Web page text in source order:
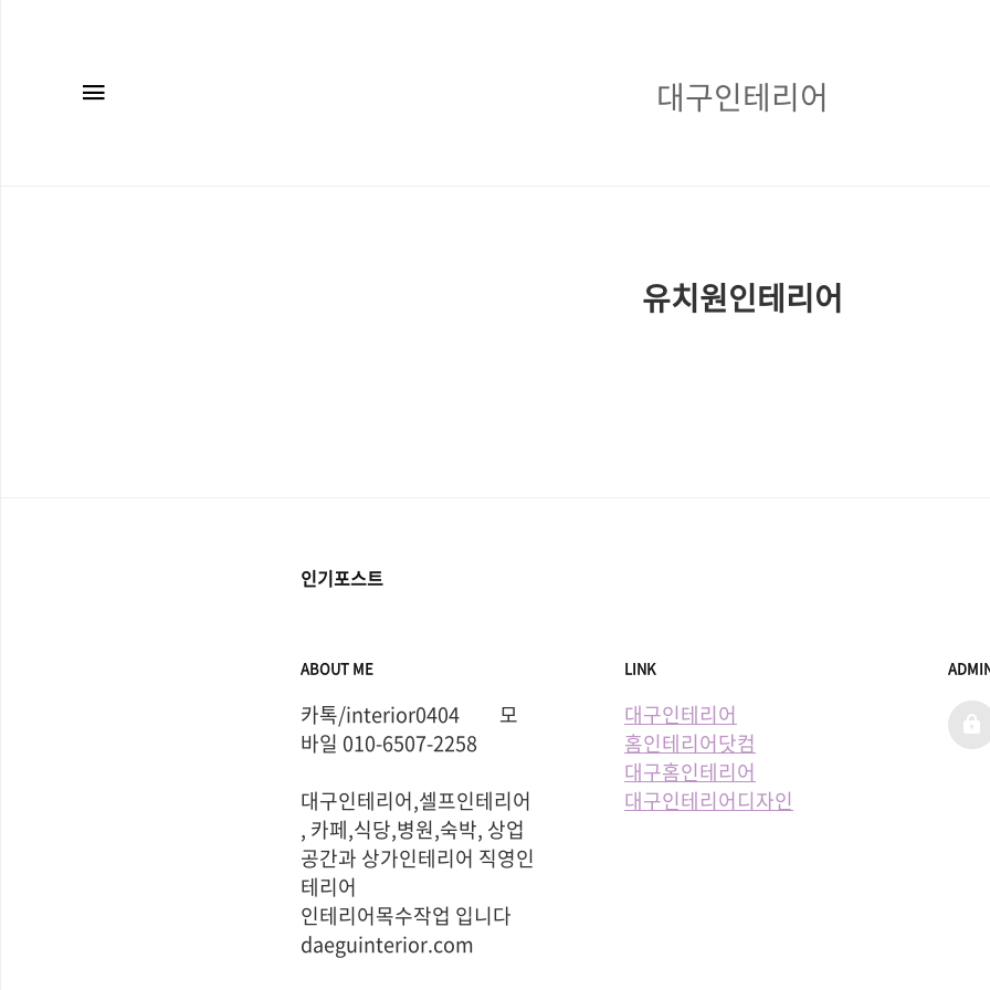
구
어
대구인테리어
유치원인테리어
인기포스트
ABOUT ME
카톡/interior0404         모
바일 010-6507-2258
대구인테리어,셀프인테리어
, 카페,식당,병원,숙박, 상업
공간과 상가인테리어 직영인
테리어
인테리어목수작업 입니다
daeguinterior.com
LINK
대구인테리어
홈인테리어닷컴
대구홈인테리어
대구인테리어디자인